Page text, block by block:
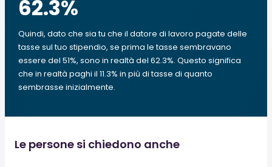
62.3%
Quindi, dato che sia tu che il datore di lavoro pagate delle
tasse sul tuo stipendio, se prima le tasse sembravano
essere del 51%, sono in realtà del 62.3%. Questo significa
che in realtà paghi il 11.3% in più di tasse di quanto
sembrasse inizialmente.
Le persone si chiedono anche